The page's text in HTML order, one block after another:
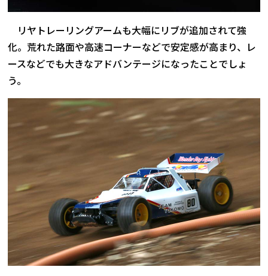
リヤトレーリングアームも大幅にリブが追加されて強
化。荒れた路面や高速コーナーなどで安定感が高まり、レ
ースなどでも大きなアドバンテージになったことでしょ
う。